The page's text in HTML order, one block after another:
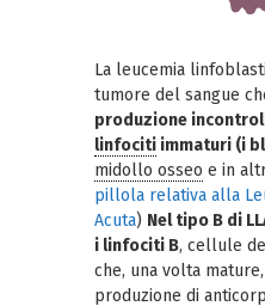
La leucemia
tumore del sangue
produzione
linfociti immaturi (i
midollo osseo e in
pillola relativa alla
Acuta) Nel tipo B di
i linfociti B, cellule
che, una volta
produzione di